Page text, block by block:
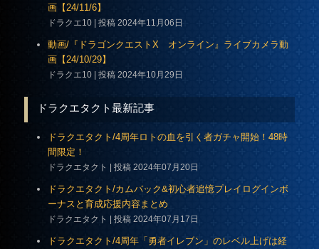
画【24/11/6】
ドラクエ10 投稿 2024年11月06日
動画/『ドラゴンクエストX オンライン』ライブカメラ動
画【24/10/29】
ドラクエ10 投稿 2024年10月29日
ドラクエタクト最新記事
ドラクエタクト/4周年ロトの血を引く者ガチャ開始！48時
間限定！
ドラクエタクト 投稿 2024年07月20日
ドラクエタクト/カムバック&初心者追憶プレイログインボ
ーナスと育成応援内容まとめ
ドラクエタクト 投稿 2024年07月17日
ドラクエタクト/4周年「勇者イレブン」のレベル上げは経